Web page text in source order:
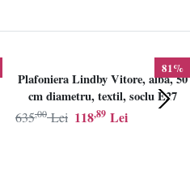
81%
Plafoniera Lindby Vitore, alba, 50
cm diametru, textil, soclu E27
118,89 Lei
635,00 Lei